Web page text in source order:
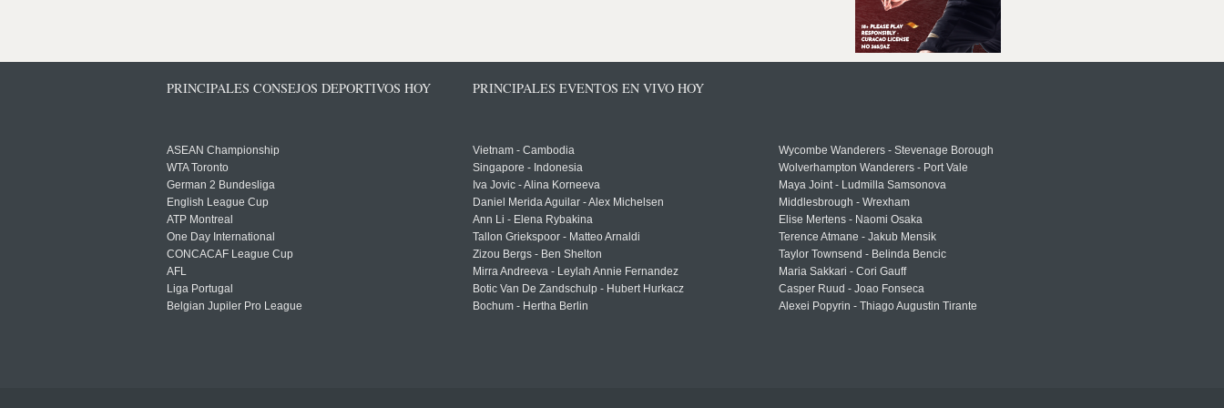
PRINCIPALES CONSEJOS DEPORTIVOS HOY
ASEAN Championship
WTA Toronto
German 2 Bundesliga
English League Cup
ATP Montreal
One Day International
CONCACAF League Cup
AFL
Liga Portugal
Belgian Jupiler Pro League
PRINCIPALES EVENTOS EN VIVO HOY
Vietnam - Cambodia
Singapore - Indonesia
Iva Jovic - Alina Korneeva
Daniel Merida Aguilar - Alex Michelsen
Ann Li - Elena Rybakina
Tallon Griekspoor - Matteo Arnaldi
Zizou Bergs - Ben Shelton
Mirra Andreeva - Leylah Annie Fernandez
Botic Van De Zandschulp - Hubert Hurkacz
Bochum - Hertha Berlin
Wycombe Wanderers - Stevenage Borough
Wolverhampton Wanderers - Port Vale
Maya Joint - Ludmilla Samsonova
Middlesbrough - Wrexham
Elise Mertens - Naomi Osaka
Terence Atmane - Jakub Mensik
Taylor Townsend - Belinda Bencic
Maria Sakkari - Cori Gauff
Casper Ruud - Joao Fonseca
Alexei Popyrin - Thiago Augustin Tirante